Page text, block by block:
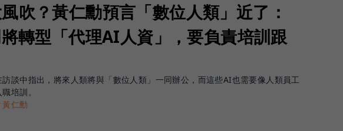
吹？黃仁勳預言「數位人類」近了：
轉型「代理AI人資」，要負責培訓跟
談中指出，將來人類將與「數位人類」一同辦公，而這些AI也需要像人類員工
培訓。
黃仁勳